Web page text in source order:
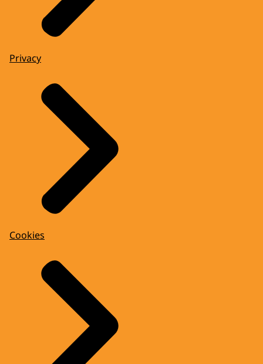
Privacy
Cookies